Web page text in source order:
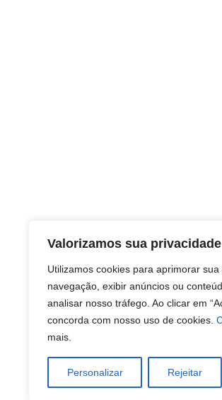
Valorizamos sua privacidade
Utilizamos cookies para aprimorar
navegação, exibir anúncios ou
analisar nosso tráfego. Ao clicar em
concorda com nosso uso de cookies.
mais.
Personalizar Rejeitar